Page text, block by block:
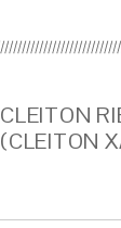
CLEITON
(CLEITON